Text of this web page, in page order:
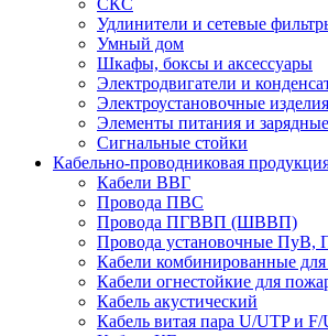
СКС
Удлинители и сетевые
Умный дом
Шкафы, боксы и аксессуары
Электродвигатели и
Электроустановочные
Элементы питания и
Сигнальные стойки
Кабельно-проводниковая
Кабели ВВГ
Провода ПВС
Провода ПГВВП (ШВВП)
Провода установочные
Кабели комбинированные
Кабели огнестойкие для
Кабель акустический
Кабель витая пара U/UTP и F/